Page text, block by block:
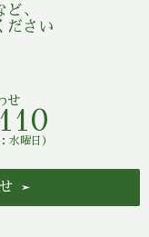
、
ださい
せ
水曜日）